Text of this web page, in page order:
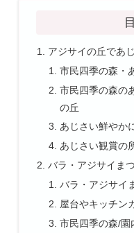
アジサイの丘であ
市民四季の森・
市民四季の森の
の丘
あじさい鮮やか
あじさい観賞の
バラ・アジサイま
バラ・アジサイ
屋台やキッチン
市民四季の森/園